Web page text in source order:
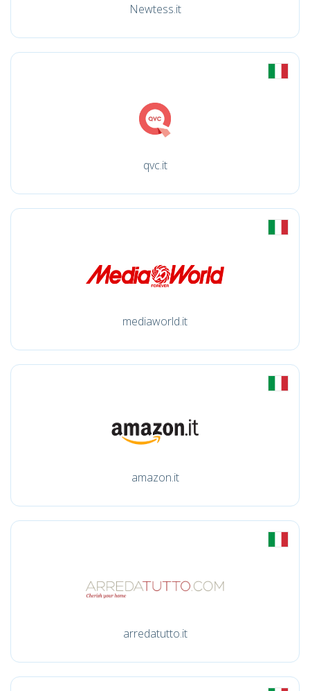
Newtess.it
qvc.it
mediaworld.it
amazon.it
arredatutto.it